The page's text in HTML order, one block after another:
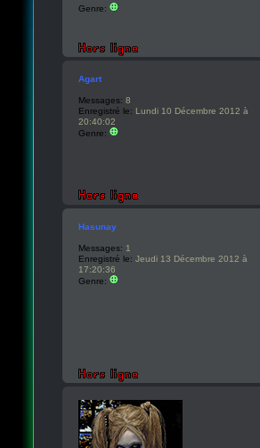
Genre:
Agart
Messages: 8
Enregistré le: Lundi 10 Décembre 2012 à
20:40:02
Genre:
Hasunay
Messages: 1
Enregistré le: Jeudi 13 Décembre 2012 à
17:20:36
Genre: